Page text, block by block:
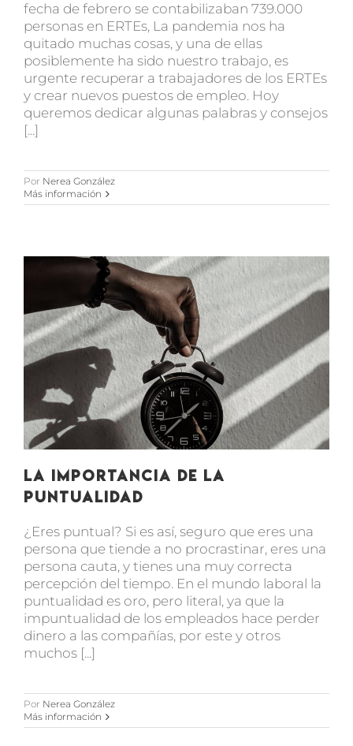
fecha de febrero se contabilizaban 739.000
personas en ERTEs, La pandemia nos ha
quitado muchas cosas, y una de ellas
posiblemente ha sido nuestro trabajo, es
urgente recuperar a trabajadores de los ERTEs
y crear nuevos puestos de empleo. Hoy
queremos dedicar algunas palabras y consejos
[...]
Por Nerea González
Más información
La importancia de la
puntualidad
¿Eres puntual? Si es así, seguro que eres una
persona que tiende a no procrastinar, eres una
persona cauta, y tienes una muy correcta
percepción del tiempo. En el mundo laboral la
puntualidad es oro, pero literal, ya que la
impuntualidad de los empleados hace perder
dinero a las compañías, por este y otros
muchos [...]
Por Nerea González
Más información